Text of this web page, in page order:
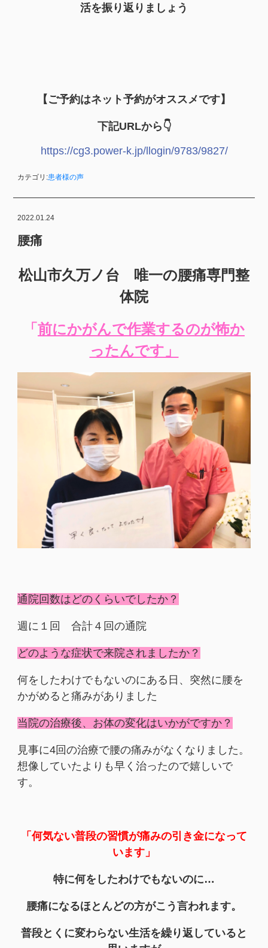
活を振り返りましょう
【ご予約はネット予約がオススメです】
下記URLから👇
https://cg3.power-k.jp/llogin/9783/9827/
カテゴリ:患者様の声
2022.01.24
腰痛
松山市久万ノ台 唯一の腰痛専門整
体院
「 前にかがんで作業するのが怖か
ったんです」
通院回数はどのくらいでしたか？
週に１回 合計４回の通院
どのような症状で来院されましたか？
何をしたわけでもないのにある日、突然に腰を
かがめると痛みがありました
当院の治療後、お体の変化はいかがですか？
見事に4回の治療で腰の痛みがなくなりました。
想像していたよりも早く治ったので嬉しいで
す。
「何気ない普段の習慣が痛みの引き金になって
います」
特に何をしたわけでもないのに…
腰痛になるほとんどの方がこう言われます。
普段とくに変わらない生活を繰り返していると